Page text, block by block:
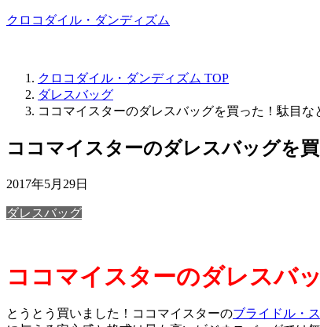
クロコダイル・ダンディズム
クロコダイル・ダンディズム TOP
ダレスバッグ
ココマイスターのダレスバッグを買った！駄目な
ココマイスターのダレスバッグを
2017年5月29日
ダレスバッグ
ココマイスターのダレスバ
とうとう買いました！ココマイスターのブライドル・